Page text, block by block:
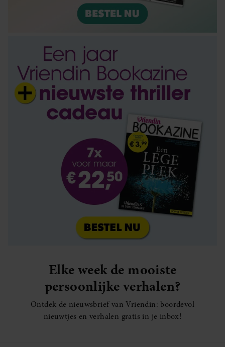
Elke week de mooiste
persoonlijke verhalen?
Ontdek de nieuwsbrief van Vriendin: boordevol
nieuwtjes en verhalen gratis in je inbox!